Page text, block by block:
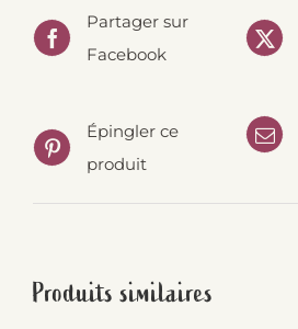
Partager sur
Facebook
Épingler ce
produit
Produits similaires